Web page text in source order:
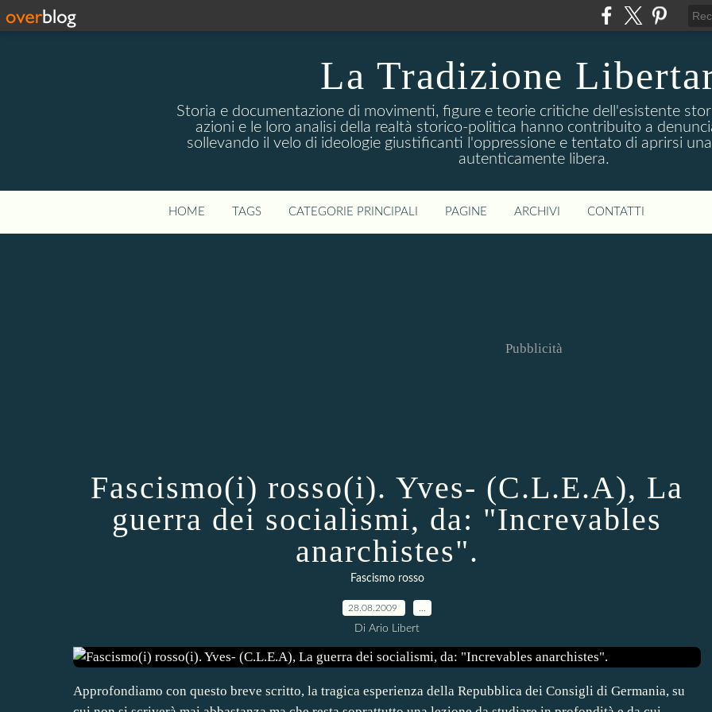
La Tradizione
Storia e documentazione di movimenti, figure e teorie critiche dell'esistente
azioni e le loro analisi della realtà storico-politica hanno contribuito a
sollevando il velo di ideologie giustificanti l'oppressione e tentato di aprirsi
autenticamente libera.
HOME TAGS CATEGORIE PRINCIPALI PAGINE ARCHIVI CONTATTI
Pubblicità
Fascismo(i) rosso(i). Yves- (C.L.E.A), La
guerra dei socialismi, da: "Increvables
anarchistes".
Fascismo rosso
28.08.2009
Di Ario Libert
Approfondiamo con questo breve scritto, la tragica esperienza della Repubblica dei Consigli di Germania, su